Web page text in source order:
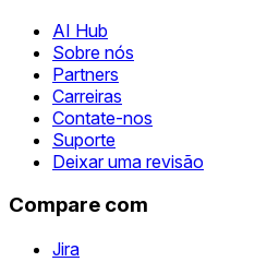
AI Hub
Sobre nós
Partners
Carreiras
Contate-nos
Suporte
Deixar uma revisão
Compare com
Jira